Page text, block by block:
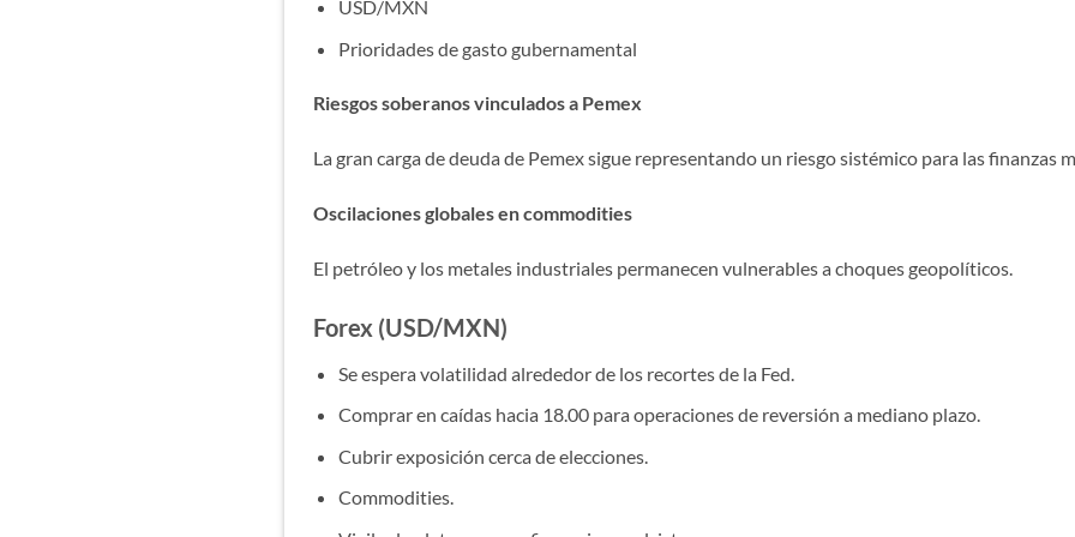
USD/MXN
Prioridades de gasto gubernamental
Riesgos soberanos vinculados a Pemex
La gran carga de deuda de Pemex sigue representando un riesgo sistémico para las finanzas
Oscilaciones globales en commodities
El petróleo y los metales industriales permanecen vulnerables a choques geopolíticos.
Forex (USD/MXN)
Se espera volatilidad alrededor de los recortes de la Fed.
Comprar en caídas hacia 18.00 para operaciones de reversión a mediano plazo.
Cubrir exposición cerca de elecciones.
Commodities.